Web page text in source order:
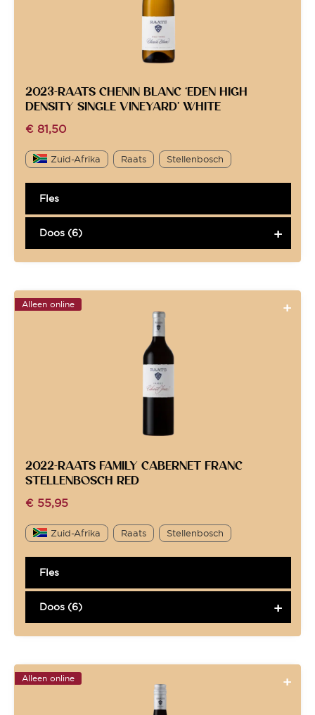
2023-RAATS CHENIN BLANC ‘EDEN HIGH
DENSITY SINGLE VINEYARD’ WHITE
€ 81,50
Zuid-Afrika Raats Stellenbosch
Fles
Doos (6)
Alleen online
2022-RAATS FAMILY CABERNET FRANC
STELLENBOSCH RED
€ 55,95
Zuid-Afrika Raats Stellenbosch
Fles
Doos (6)
Alleen online